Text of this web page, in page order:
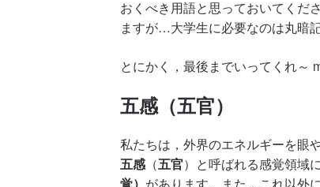
おくべき用語と思っておいてくだ
ますが…大学生に必要なのは丸暗
とにかく，最後までいってくれ～
五感（五官）
私たちは，外界のエネルギーを眼
五感（五官）と呼ばれる感覚領域
覚） があります。また，これ以外